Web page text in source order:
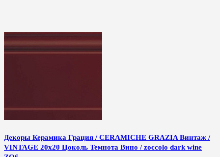
Декоры Керамика Грация / CERAMICHE GRAZIA Винтаж /
VINTAGE 20x20 Цоколь Темнота Вино / zoccolo dark wine